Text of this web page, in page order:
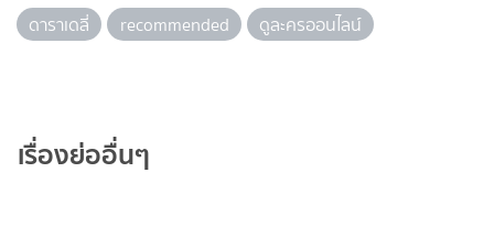
ดาราเดลี่
recommended ดูละครออนไลน์
เรื่องย่ออื่นๆ